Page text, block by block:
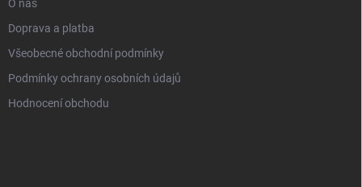
O nás
Doprava a platba
Všeobecné obchodní podmínky
Podmínky ochrany osobních údajů
Hodnocení obchodu